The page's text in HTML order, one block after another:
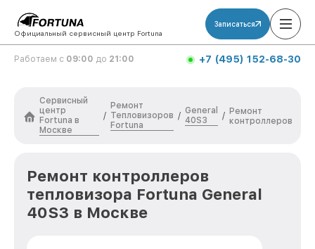
Официальный сервисный центр Fortuna
Записаться
Работаем с 09:00 до 21:00 +7 (495) 152-68-30
Сервисный
центр
Fortuna в
Москве
/
Ремонт
Тепловизоров
Fortuna
/
General
40S3
/ Ремонт
контроллеров
Ремонт контроллеров
тепловизора Fortuna General
40S3 в Москве